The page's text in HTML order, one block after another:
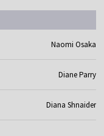
Naomi Osaka
Diane Parry
Diana Shnaider